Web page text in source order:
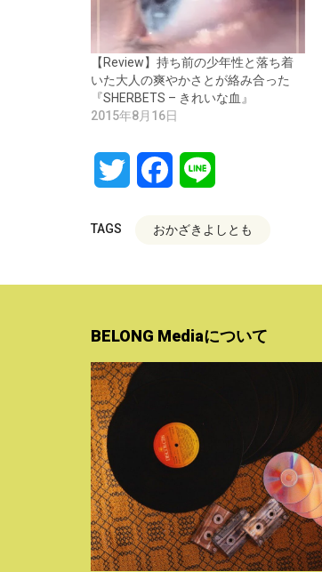
【Review】持ち前の少年性と落ち着
いた大人の爽やかさとが絡み合った
『SHERBETS – きれいな血』
2015年8月16日
Twitter Facebook
TAGS おかざきよしとも
BELONG Mediaについて